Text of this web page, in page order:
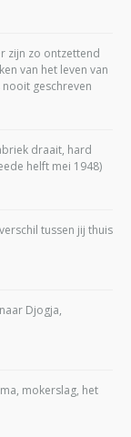
zijn zo ontzettend
van het leven van
geschreven
draait, hard
helft mei 1948)
tussen jij thuis
Djogja,
mokerslag, het